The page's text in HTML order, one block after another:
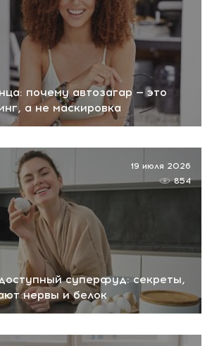
почему автозагар — это
а не маскировка
суперфуд: секреты,
нервы и белок
19 июля 2026
854